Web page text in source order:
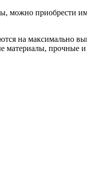
можно приобрести
на максимально
материалы, прочные